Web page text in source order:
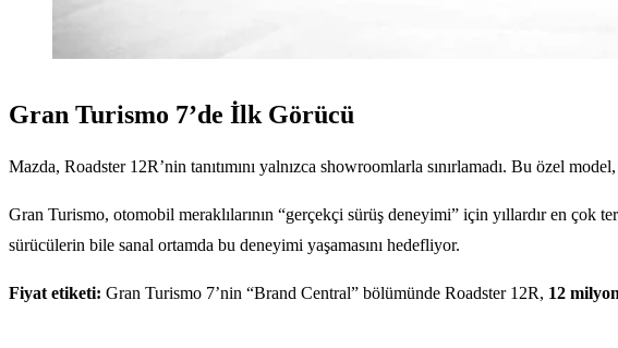
Gran Turismo 7’de İlk Görücü
Mazda, Roadster 12R’nin tanıtımını yalnızca showroomlarla sınırlamadı. Bu özel model,
Gran Turismo, otomobil meraklılarının “gerçekçi sürüş deneyimi” için yıllardır en çok
sürücülerin bile sanal ortamda bu deneyimi yaşamasını hedefliyor.
Fiyat etiketi: Gran Turismo 7’nin “Brand Central” bölümünde Roadster 12R, 12